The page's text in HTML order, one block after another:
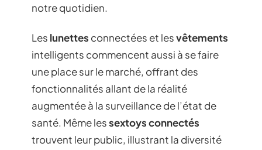
notre quotidien.
Les lunettes connectées et lesvêtements
intelligents commencent aussi à se faire
une place sur le marché, offrant des
fonctionnalités allant de la réalité
augmentée à la surveillance de l’état de
santé. Même lessextoys connectés
trouvent leur public, illustrant la diversité